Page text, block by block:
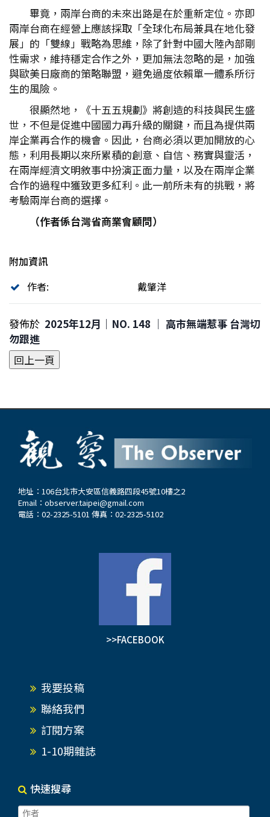
畢竟，兩岸台商的未來出路是在於重新定位。亦即
兩岸台商在經營上應該採取「全球化布局兼具在地化發
展」的「雙線」戰略為思維，除了針對中國大陸內部剛
性需求，維持穩定合作之外，更加無法忽略的是，加強
與歐美日廠商的策略聯盟，避免過度依賴單一體系所衍
生的風險。
很顯然地，《十五五規劃》將創造的科技與民生盛
世，不但是促進中國國力再升級的關鍵，而且為提供兩
岸企業再合作的機會。因此，台商必須以更加開放的心
態，利用長期以來所累積的創意、自信、務實與靈活，
在兩岸經濟文明敘事中扮演正面力量，以及在兩岸企業
合作的過程中獲致更多紅利。此一前所未有的挑戰，將
考驗兩岸台商的選擇。
（作者係台灣省商業會顧問）
附加資訊
作者:
戴肇洋
發佈於 2025年12月｜NO. 148 │ 高市無端惹事 台灣切
勿跟進
地址：106台北市大安區信義路四段45號10樓之2
Email： observer.taipei@gmail.com
電話：02-2325-5101 傳真：02-2325-5102
>>FACEBOOK
我要投稿
聯絡我們
訂閱方案
1-10期雜誌
快速搜尋